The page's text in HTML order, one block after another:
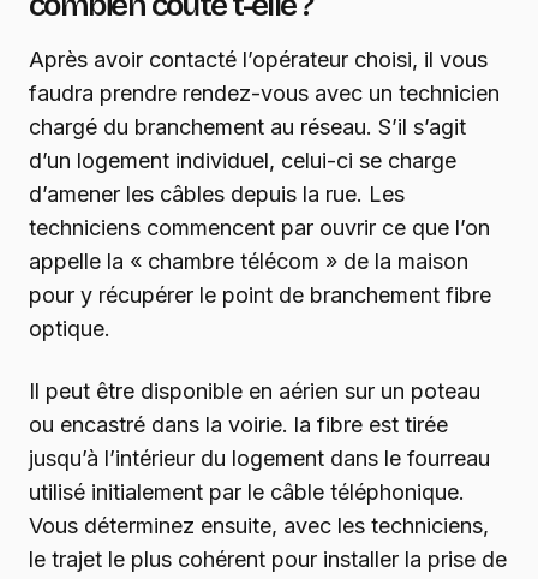
Après avoir contacté l’opérateur choisi, il vous
faudra prendre rendez-vous avec un technicien
chargé du branchement au réseau. S’il s’agit
d’un logement individuel, celui-ci se charge
d’amener les câbles depuis la rue. Les
techniciens commencent par ouvrir ce que l’on
appelle la « chambre télécom » de la maison
pour y récupérer le point de branchement fibre
optique.
Il peut être disponible en aérien sur un poteau
ou encastré dans la voirie. la fibre est tirée
jusqu’à l’intérieur du logement dans le fourreau
utilisé initialement par le câble téléphonique.
Vous déterminez ensuite, avec les techniciens,
le trajet le plus cohérent pour installer la prise de